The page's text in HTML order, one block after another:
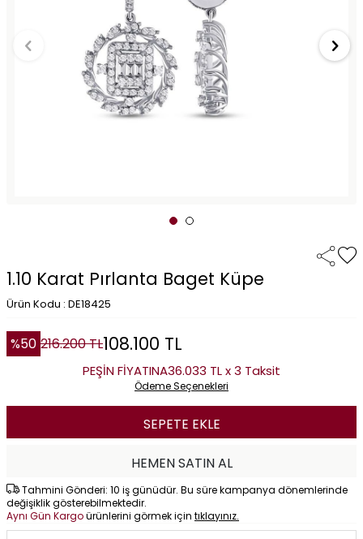
1.10 Karat Pırlanta Baget Küpe
Ürün Kodu : DE18425
%50 216.200TL108.100 TL
PEŞİN FİYATINA36.033 TL x 3 Taksit
Ödeme Seçenekleri
SEPETE EKLE
HEMEN SATIN AL
Tahmini Gönderi: 10 iş günüdür. Bu süre kampanya dönemlerinde
değişiklik gösterebilmektedir.
Aynı Gün Kargoürünlerini görmek için tıklayınız.